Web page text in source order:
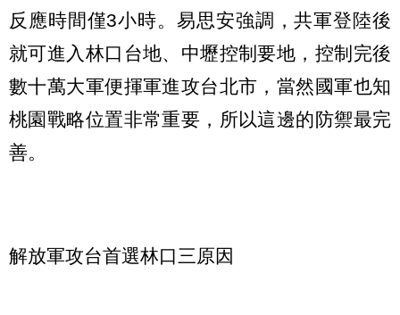
反應時間僅3小時。易思安強調，共軍登陸後
就可進入林口台地、中壢控制要地，控制完後
數十萬大軍便揮軍進攻台北市，當然國軍也知
桃園戰略位置非常重要，所以這邊的防禦最完
善。
解放軍攻台首選林口三原因